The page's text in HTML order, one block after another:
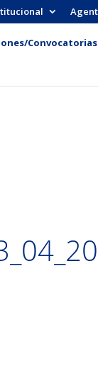
Convocatorias